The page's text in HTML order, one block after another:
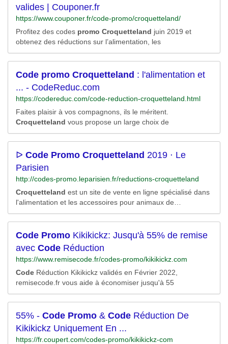
valides | Couponer.fr
https://www.couponer.fr/code-promo/croquetteland/
Profitez des codes promo Croquetteland juin 2019 et
obtenez des réductions sur l’alimentation, les
Code promo Croquetteland : l'alimentation et
... - CodeReduc.com
https://codereduc.com/code-reduction-croquetteland.html
Faites plaisir à vos compagnons, ils le méritent.
Croquetteland vous propose un large choix de
ᐅ Code Promo Croquetteland 2019 ⋅ Le
Parisien
http://codes-promo.leparisien.fr/reductions-croquetteland
Croquetteland est un site de vente en ligne spécialisé dans
l'alimentation et les accessoires pour animaux de
compagnie. Tout savoir surCroquetteland
Code Promo Kikikickz: Jusqu'à 55% de remise
avec Code Réduction
https://www.remisecode.fr/codes-promo/kikikickz.com
Code Réduction Kikikickz validés en Février 2022,
remisecode.fr vous aide à économiser jusqu'à 55
55% - Code Promo & Code Réduction De
Kikikickz Uniquement En ...
https://fr.coupert.com/codes-promo/kikikickz-com